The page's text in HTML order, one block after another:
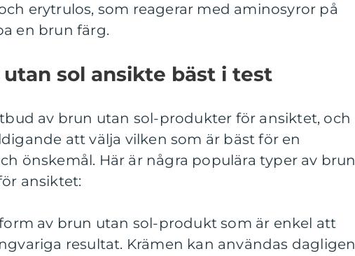
erytrulos, som reagerar med aminosyror på
en brun färg.
sol ansikte bäst i test
av brun utan sol-produkter för ansiktet, och
att välja vilken som är bäst för en
önskemål. Här är några populära typer av brun
ansiktet:
form av brun utan sol-produkt som är enkel att
resultat. Krämen kan användas dagligen